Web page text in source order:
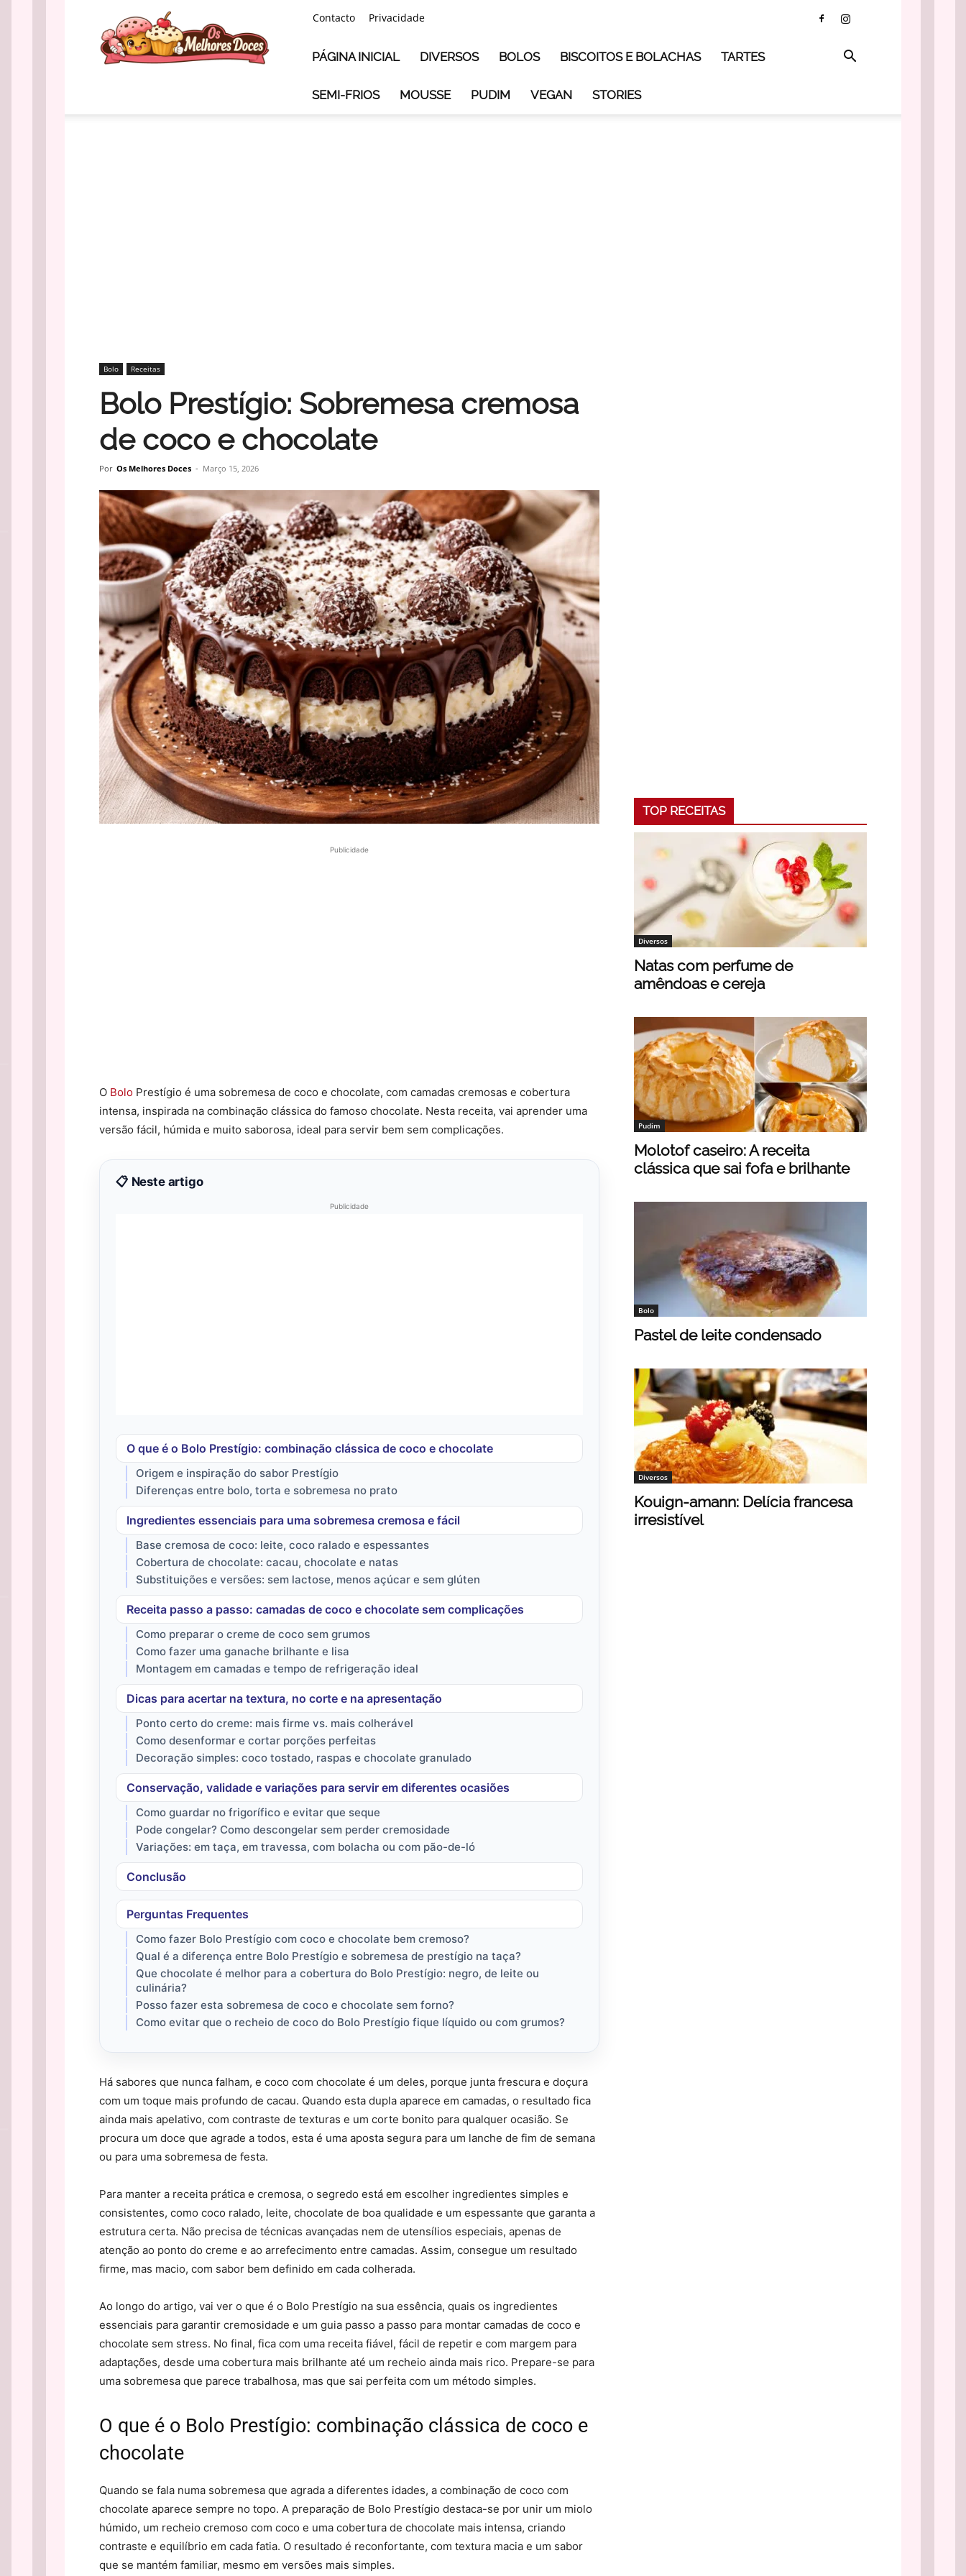
Melhores
Doces
Contacto Privacidade
PÁGINA INICIAL DIVERSOS BOLOS BISCOITOS E BOLACHAS TARTES
SEMI-FRIOS MOUSSE PUDIM VEGAN STORIES
Bolo Receitas
Bolo Prestígio: Sobremesa cremosa
de coco e chocolate
Por Os Melhores Doces - Março 15, 2026
Publicidade
O Bolo Prestígio é uma sobremesa de coco e chocolate, com camadas cremosas e cobertura
intensa, inspirada na combinação clássica do famoso chocolate. Nesta receita, vai aprender uma
versão fácil, húmida e muito saborosa, ideal para servir bem sem complicações.
📋 Neste artigo
Publicidade
O que é o Bolo Prestígio: combinação clássica de coco e chocolate
Origem e inspiração do sabor Prestígio
Diferenças entre bolo, torta e sobremesa no prato
Ingredientes essenciais para uma sobremesa cremosa e fácil
Base cremosa de coco: leite, coco ralado e espessantes
Cobertura de chocolate: cacau, chocolate e natas
Substituições e versões: sem lactose, menos açúcar e sem glúten
Receita passo a passo: camadas de coco e chocolate sem complicações
Como preparar o creme de coco sem grumos
Como fazer uma ganache brilhante e lisa
Montagem em camadas e tempo de refrigeração ideal
Dicas para acertar na textura, no corte e na apresentação
Ponto certo do creme: mais firme vs. mais colherável
Como desenformar e cortar porções perfeitas
Decoração simples: coco tostado, raspas e chocolate granulado
Conservação, validade e variações para servir em diferentes ocasiões
Como guardar no frigorífico e evitar que seque
Pode congelar? Como descongelar sem perder cremosidade
Variações: em taça, em travessa, com bolacha ou com pão-de-ló
Conclusão
Perguntas Frequentes
Como fazer Bolo Prestígio com coco e chocolate bem cremoso?
Qual é a diferença entre Bolo Prestígio e sobremesa de prestígio na taça?
Que chocolate é melhor para a cobertura do Bolo Prestígio: negro, de leite ou
culinária?
Posso fazer esta sobremesa de coco e chocolate sem forno?
Como evitar que o recheio de coco do Bolo Prestígio fique líquido ou com grumos?
Há sabores que nunca falham, e coco com chocolate é um deles, porque junta frescura e doçura
com um toque mais profundo de cacau. Quando esta dupla aparece em camadas, o resultado fica
ainda mais apelativo, com contraste de texturas e um corte bonito para qualquer ocasião. Se
procura um doce que agrade a todos, esta é uma aposta segura para um lanche de fim de semana
ou para uma sobremesa de festa.
Para manter a receita prática e cremosa, o segredo está em escolher ingredientes simples e
consistentes, como coco ralado, leite, chocolate de boa qualidade e um espessante que garanta a
estrutura certa. Não precisa de técnicas avançadas nem de utensílios especiais, apenas de
atenção ao ponto do creme e ao arrefecimento entre camadas. Assim, consegue um resultado
firme, mas macio, com sabor bem definido em cada colherada.
Ao longo do artigo, vai ver o que é o Bolo Prestígio na sua essência, quais os ingredientes
essenciais para garantir cremosidade e um guia passo a passo para montar camadas de coco e
chocolate sem stress. No final, fica com uma receita fiável, fácil de repetir e com margem para
adaptações, desde uma cobertura mais brilhante até um recheio ainda mais rico. Prepare-se para
uma sobremesa que parece trabalhosa, mas que sai perfeita com um método simples.
O que é o Bolo Prestígio: combinação clássica de coco e
chocolate
Quando se fala numa sobremesa que agrada a diferentes idades, a combinação de coco com
chocolate aparece sempre no topo. A preparação de Bolo Prestígio destaca-se por unir um miolo
húmido, um recheio cremoso com coco e uma cobertura de chocolate mais intensa, criando
contraste e equilíbrio em cada fatia. O resultado é reconfortante, com textura macia e um sabor
que se mantém familiar, mesmo em versões mais simples.
TOP RECEITAS
Diversos
Natas com perfume de
amêndoas e cereja
Pudim
Molotof caseiro: A receita
clássica que sai fofa e brilhante
Bolo
Pastel de leite condensado
Diversos
Kouign-amann: Delícia francesa
irresistível